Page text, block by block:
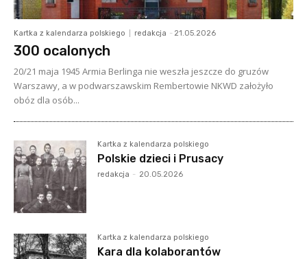
Kartka z kalendarza polskiego redakcja - 21.05.2026
300 ocalonych
20/21 maja 1945 Armia Berlinga nie weszła jeszcze do gruzów
Warszawy, a w podwarszawskim Rembertowie NKWD założyło
obóz dla osób...
Kartka z kalendarza polskiego
Polskie dzieci i Prusacy
redakcja - 20.05.2026
Kartka z kalendarza polskiego
Kara dla kolaborantów